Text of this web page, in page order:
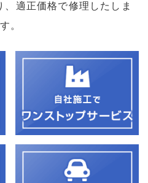
適正価格で修理したしま
す。